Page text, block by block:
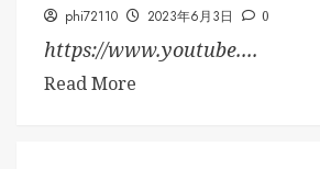
phi72110 2023年6月3日 0
https://www.youtube....
Read More